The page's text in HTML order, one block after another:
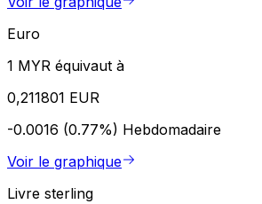
Euro
1 MYR équivaut à
0,211801 EUR
-0.0016 (0.77%) Hebdomadaire
Voir le graphique
Livre sterling